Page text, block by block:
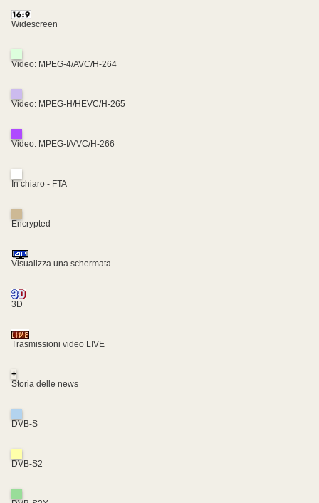
Widescreen
Video: MPEG-4/AVC/H-264
Video: MPEG-H/HEVC/H-265
Video: MPEG-I/VVC/H-266
In chiaro - FTA
Encrypted
Visualizza una schermata
3D
Trasmissioni video LIVE
+
Storia delle news
DVB-S
DVB-S2